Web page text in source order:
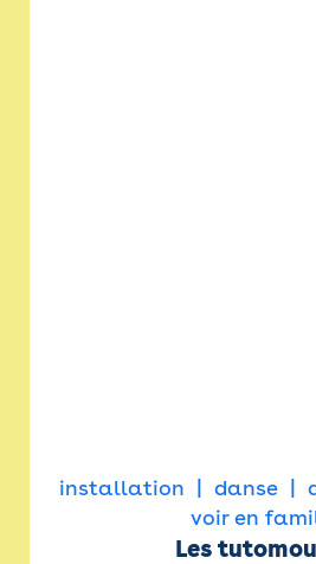
installation danse
voir en
Les